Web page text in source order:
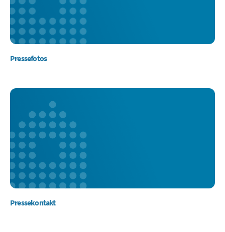
Pressefotos
Pressekontakt